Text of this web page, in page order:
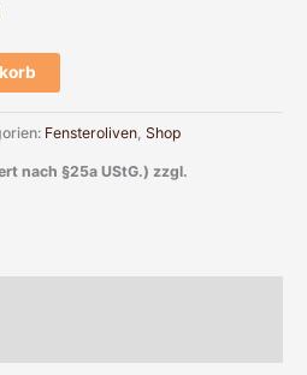
Fensteroliven Shop
nach §25a UStG.) zzgl.